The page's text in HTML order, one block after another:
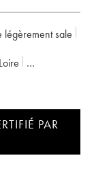
légèrement sale
PAR